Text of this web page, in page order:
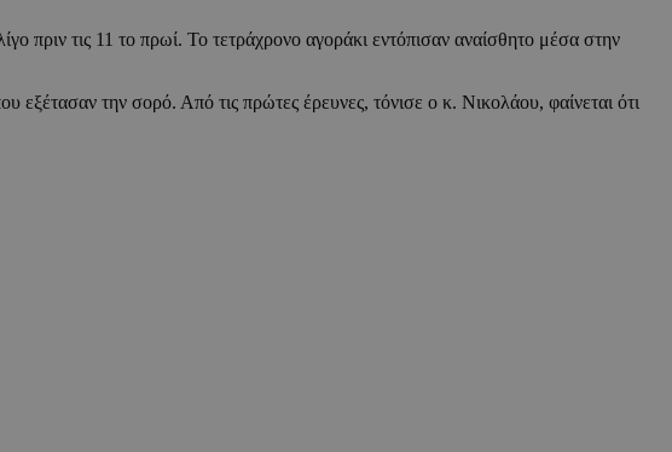
τις 11 το πρωί. Το τετράχρονο αγοράκι εντόπισαν αναίσθητο μέσα στην
την σορό. Από τις πρώτες έρευνες, τόνισε ο κ. Νικολάου, φαίνεται ότι